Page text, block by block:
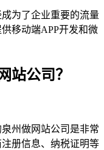
为了企业重要的流量
移动端APP开发和微
站公司？
州做网站公司是非常
册信息、纳税证明等